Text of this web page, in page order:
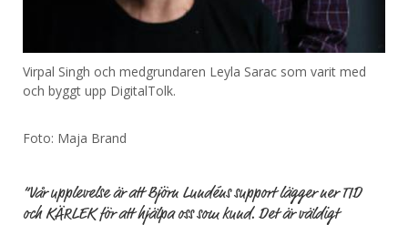
Virpal Singh och medgrundaren Leyla Sarac som varit med
och byggt upp DigitalTolk.
Foto: Maja Brand
”Vår ­upplevelse är att Björn Lundéns ­support ­lägger ner TID
och KÄRLEK för att hjälpa oss som kund. Det är väldigt